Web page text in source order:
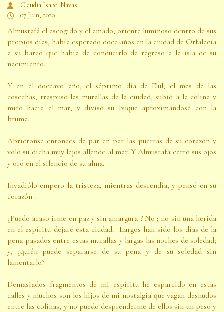
Claudia Isabel Navas
07 Juin, 2020
Almustafá el escogido y el amado, oriente luminoso dentro de sus
propios días, había esperado doce años en la ciudad de Orfalecia
a su barco que había de conducirlo de regreso a la isla de su
nacimiento.
Y en el doceavo año, el séptimo día de Elul, el mes de las
cosechas, traspuso las murallas de la ciudad, subió a la colina y
miró hacia el mar; y divisó su buque aproximándose con la
bruma.
Abriéronse entonces de par en par las puertas de su corazón y
voló su dicha muy lejos allende al mar. Y Almustafá cerró sus ojos
y oró en el silencio de su alma.
Invadiólo empero la tristeza, mientras descendía, y pensó en su
corazón :
¿Puedo acaso irme en paz y sin amargura ? No ; no sin una herida
en el espíritu dejaré esta ciudad. Largos han sido los días de la
pena pasados entre estas murallas y largas las noches de soledad;
y, ¿quién puede separarse de su pena y de su soledad sin
lamentarlo?
Demasiados fragmentos de mi espíritu he esparcido en estas
calles y muchos son los hijos de mi nostalgia que vagan desnudos
entre las colinas, y no puedo desprenderme de ellos sin un peso y